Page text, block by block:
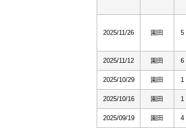
2025/11/26 園田 5
2025/11/12 園田 6
2025/10/29 園田 1
2025/10/16 園田 1
2025/09/19 園田 4